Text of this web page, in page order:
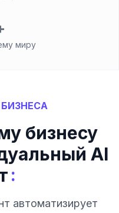
миру
бизнесу
AI
:
автоматизирует